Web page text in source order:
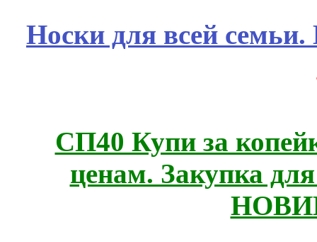
Носки для всей
СП40 Купи за
ценам. Закупка